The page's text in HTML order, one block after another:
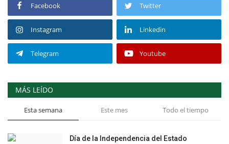
Facebook Twitter
Instagram Linkedin
Telegram Youtube
MÁS LEÍDO
Esta semana Este mes Todo el tiempo
Día de la Independencia del Estado